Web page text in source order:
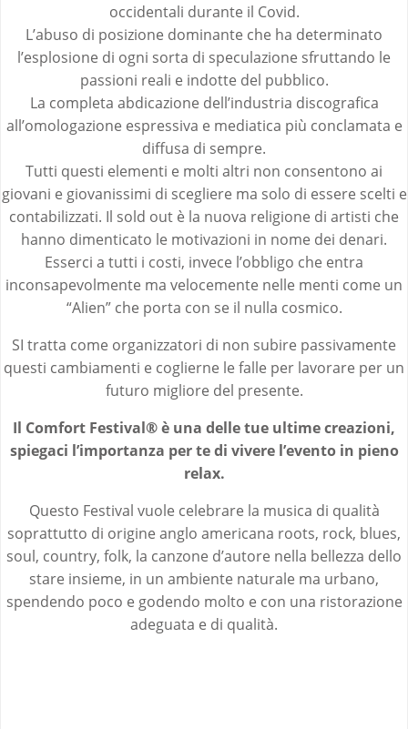
occidentali durante il Covid.
L’abuso di posizione dominante che ha determinato
l’esplosione di ogni sorta di speculazione sfruttando le
passioni reali e indotte del pubblico.
La completa abdicazione dell’industria discografica
all’omologazione espressiva e mediatica più conclamata e
diffusa di sempre.
Tutti questi elementi e molti altri non consentono ai
giovani e giovanissimi di scegliere ma solo di essere scelti e
contabilizzati. Il sold out è la nuova religione di artisti che
hanno dimenticato le motivazioni in nome dei denari.
Esserci a tutti i costi, invece l’obbligo che entra
inconsapevolmente ma velocemente nelle menti come un
“Alien” che porta con se il nulla cosmico.
SI tratta come organizzatori di non subire passivamente
questi cambiamenti e coglierne le falle per lavorare per un
futuro migliore del presente.
Il Comfort Festival® è una delle tue ultime creazioni,
spiegaci l’importanza per te di vivere l’evento in pieno
relax.
Questo Festival vuole celebrare la musica di qualità
soprattutto di origine anglo americana roots, rock, blues,
soul, country, folk, la canzone d’autore nella bellezza dello
stare insieme, in un ambiente naturale ma urbano,
spendendo poco e godendo molto e con una ristorazione
adeguata e di qualità.